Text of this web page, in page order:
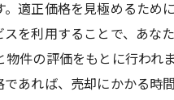
適正価格を見極めるため
を利用することで、あな
件の評価をもとに行わ
あれば、売却にかかる